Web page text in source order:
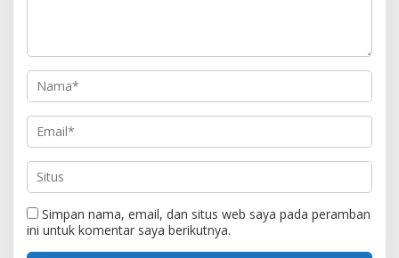
Simpan nama, email, dan situs web saya pada peramban
ini untuk komentar saya berikutnya.